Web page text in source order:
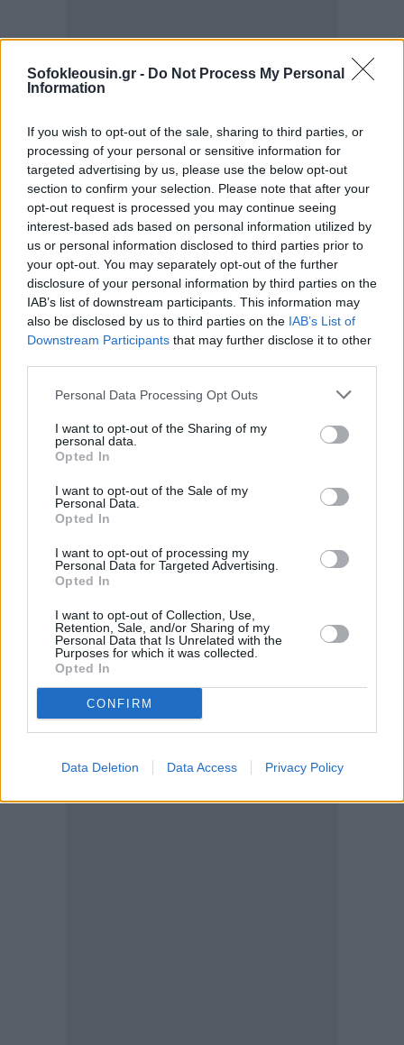
Sofokleousin.gr - Do Not Process My Personal
Information
If you wish to opt-out of the sale, sharing to third parties, or
processing of your personal or sensitive information for
targeted advertising by us, please use the below opt-out
section to confirm your selection. Please note that after your
opt-out request is processed you may continue seeing
interest-based ads based on personal information utilized by
us or personal information disclosed to third parties prior to
your opt-out. You may separately opt-out of the further
disclosure of your personal information by third parties on the
IAB’s list of downstream participants. This information may
also be disclosed by us to third parties on the IAB’s List of
Downstream Participants that may further disclose it to other
Personal Data Processing Opt Outs
I want to opt-out of the Sharing of my
personal data.
Opted In
I want to opt-out of the Sale of my
Personal Data.
Opted In
I want to opt-out of processing my
Personal Data for Targeted Advertising.
Opted In
I want to opt-out of Collection, Use,
Retention, Sale, and/or Sharing of my
Personal Data that Is Unrelated with the
Purposes for which it was collected.
Opted In
CONFIRM
Data Deletion Data Access Privacy Policy
Ανησυχίες πυροδοτούνται και για τηνNvidia, η
οποία εξαρτάται σε μεγάλο βαθμό από τη ζήτηση
Αναφορές ότι ηMetaεξετάζει τη χρήση των
TPUs
της Googleγια data centers προκάλεσαν
ξεπούλημα στη μετοχή
ανταγωνισμόσε ισχύ και δυνατότητες.
Όπως σημειώνει ο Kwon, «η περίοδος που η ΤΝ
ανέβαζε όλες τις τεχνολογικές μετοχές έχει
έχει κατρακυλήσει στο ιστορικό χαμηλό 14%,
δείχνοντας ότιη αγορά πλέον ξεχωρίζει καθαρά
νικητές και χαμένους